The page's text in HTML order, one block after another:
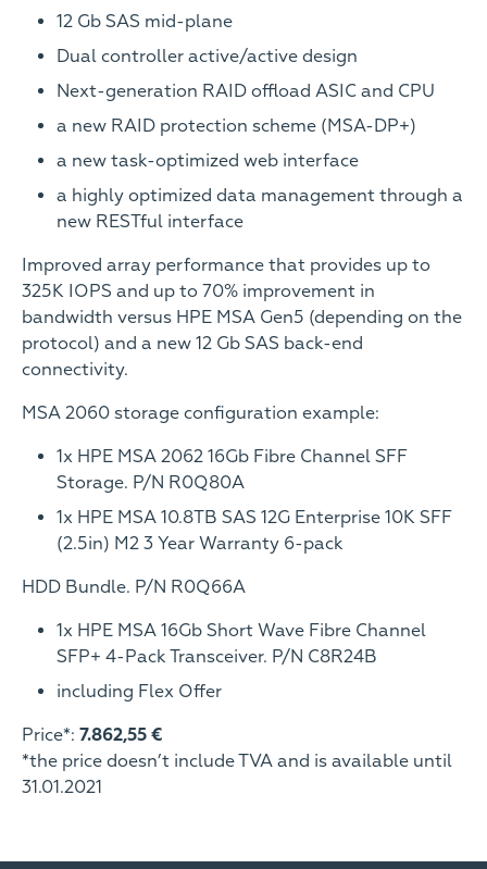
12 Gb SAS mid-plane
Dual controller active/active design
Next-generation RAID offload ASIC and CPU
a new RAID protection scheme (MSA-DP+)
a new task-optimized web interface
a highly optimized data management through a
new RESTful interface
Improved array performance that provides up to
325K IOPS and up to 70% improvement in
bandwidth versus HPE MSA Gen5 (depending on the
protocol) and a new 12 Gb SAS back-end
connectivity.
MSA 2060 storage configuration example:
1x HPE MSA 2062 16Gb Fibre Channel SFF
Storage. P/N R0Q80A
1x HPE MSA 10.8TB SAS 12G Enterprise 10K SFF
(2.5in) M2 3 Year Warranty 6-pack
HDD Bundle. P/N R0Q66A
1x HPE MSA 16Gb Short Wave Fibre Channel
SFP+ 4-Pack Transceiver. P/N C8R24B
including Flex Offer
Price*: 7.862,55 €
*the price doesn’t include TVA and is available until
31.01.2021